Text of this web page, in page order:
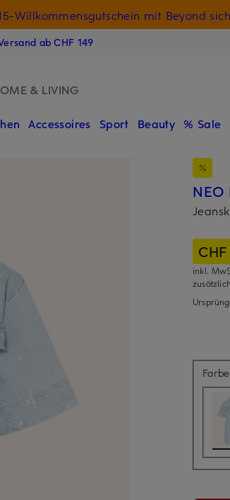
Willkommensgutschein mit Beyond
ab CHF 149
& LIVING
Accessoires Sport Beauty % Sale
NEO
inkl.